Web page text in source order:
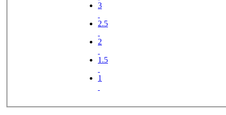
3
2.5
2
1.5
1